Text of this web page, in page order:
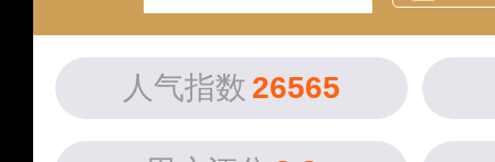
人气指数 26565